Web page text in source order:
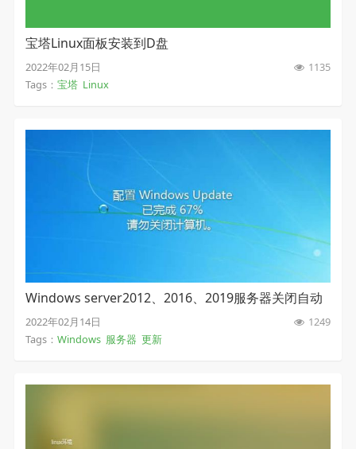
宝塔Linux面板安装到D盘
2022年02月15日
1135
Tags： 宝塔 Linux
Windows server2012、2016、2019服务器关闭自动
更新
2022年02月14日
1249
Tags： Windows 服务器 更新